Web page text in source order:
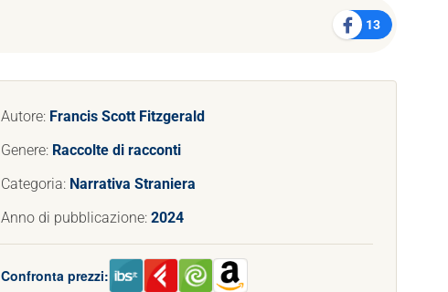
13
Autore: Francis Scott Fitzgerald
Genere: Raccolte di racconti
Categoria: Narrativa Straniera
Anno di pubblicazione: 2024
Confronta prezzi: